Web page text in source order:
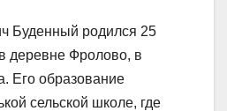
Буденный родился 25
деревне Фролово, в
Его образование
сельской школе, где